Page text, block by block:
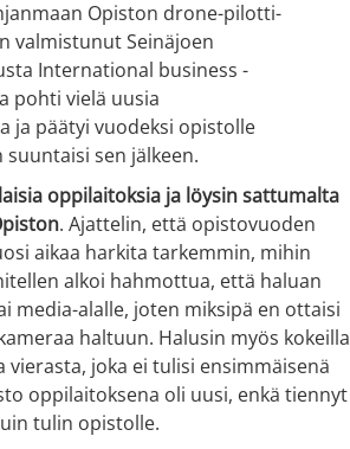
Opiston drone-pilotti-
valmistunut Seinäjoen
International business -
pohti vielä uusia
ja päätyi vuodeksi opistolle
sen jälkeen.
oppilaitoksia ja löysin sattumalta
. Ajattelin, että opistovuoden
aikaa harkita tarkemmin, mihin
alkoi hahmottua, että haluan
media-alalle, joten miksipä en ottaisi
haltuun. Halusin myös kokeilla
vierasta, joka ei tulisi ensimmäisenä
oppilaitoksena oli uusi, enkä tiennyt
tulin opistolle.